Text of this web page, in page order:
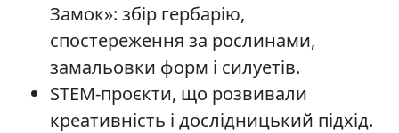
Замок»: збір гербарію,
спостереження за рослинами,
замальовки форм і силуетів.
STEM-проєкти, що розвивали
креативність і дослідницький підхід.